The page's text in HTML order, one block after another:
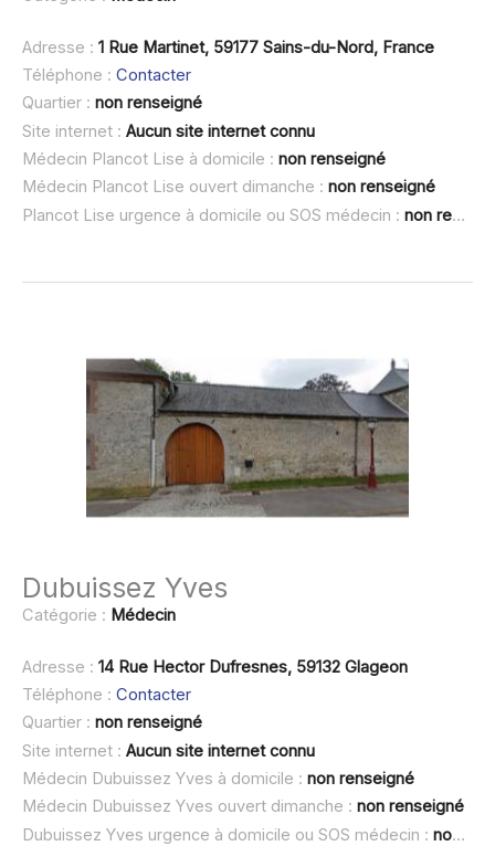
Adresse : 1 Rue Martinet, 59177 Sains-du-Nord, France
Téléphone : Contacter
Quartier : non renseigné
Site internet : Aucun site internet connu
Médecin Plancot Lise à domicile : non renseigné
Médecin Plancot Lise ouvert dimanche : non renseigné
Plancot Lise urgence à domicile ou SOS médecin : non renseigné
Dubuissez Yves
Catégorie : Médecin
Adresse : 14 Rue Hector Dufresnes, 59132 Glageon
Téléphone : Contacter
Quartier : non renseigné
Site internet : Aucun site internet connu
Médecin Dubuissez Yves à domicile : non renseigné
Médecin Dubuissez Yves ouvert dimanche : non renseigné
Dubuissez Yves urgence à domicile ou SOS médecin : non renseigné